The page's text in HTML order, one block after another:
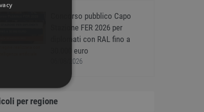
Concorso pubblico Capo
Stazione FER 2026 per
diplomati con RAL fino a
30.000 euro
06/08/2026
per regione